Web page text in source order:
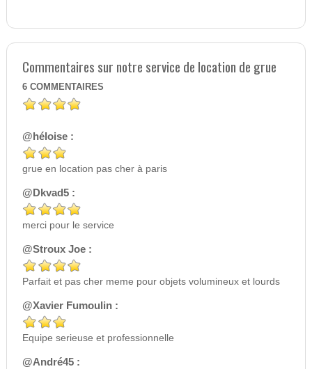
Commentaires sur notre service de location de grue
6 COMMENTAIRES
@héloise :
grue en location pas cher à paris
@Dkvad5 :
merci pour le service
@Stroux Joe :
Parfait et pas cher meme pour objets volumineux et lourds
@Xavier Fumoulin :
Equipe serieuse et professionnelle
@André45 :